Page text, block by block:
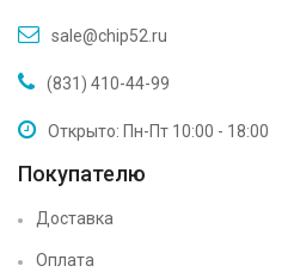
sale@chip52.ru
(831) 410-44-99
Открыто: Пн-Пт 10:00 - 18:00
Покупателю
Доставка
Оплата